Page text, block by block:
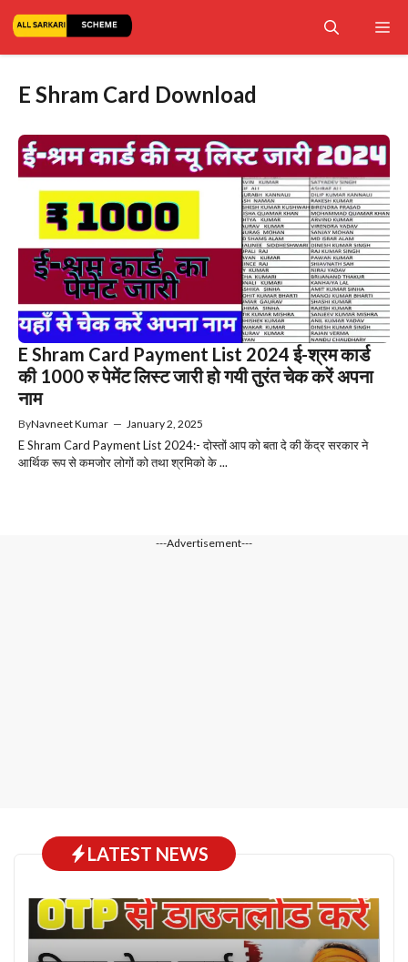
E Shram Card Download
E Shram Card Payment List 2024 ई-श्रम कार्ड
की 1000 रु पेमेंट लिस्ट जारी हो गयी तुरंत चेक करें अपना
नाम
ByNavneet Kumar — January 2, 2025
E Shram Card Payment List 2024:- दोस्तों आप को बता दे की केंद्र सरकार ने
आर्थिक रूप से कमजोर लोगों को तथा श्रमिको के ...
---Advertisement---
LATEST NEWS